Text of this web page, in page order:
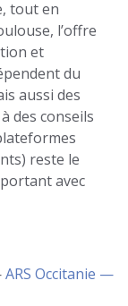
tout en
l’offre
et
du
aussi des
des conseils
reste le
avec
ARS Occitanie —